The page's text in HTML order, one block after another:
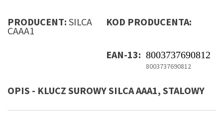
PRODUCENT: SILCA KOD PRODUCENTA:
CAAA1
EAN-13: 8003737690812
8003737690812
OPIS - KLUCZ SUROWY SILCA AAA1, STALOWY